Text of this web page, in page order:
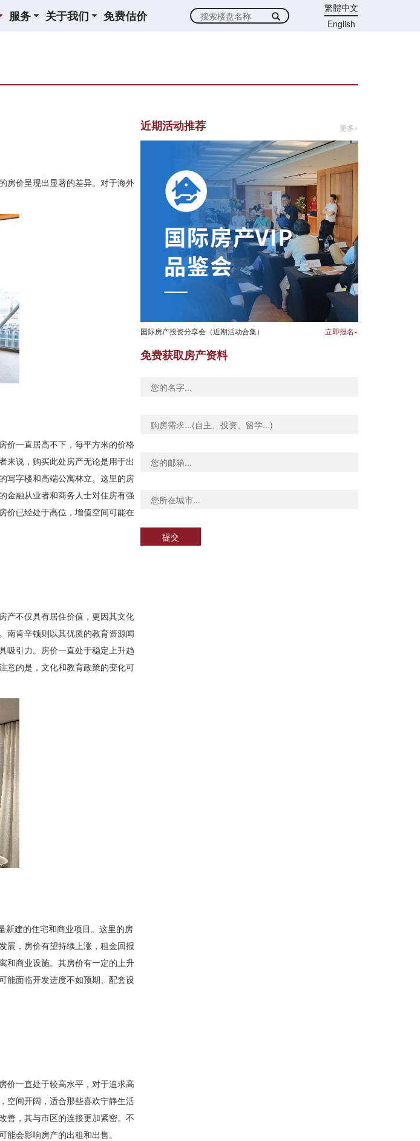
服务 关于我们 免费估价
繁體中文
English
房价呈现出显著的差异。对于海外
价一直居高不下，每平方米的价格
来说，购买此处房产无论是用于出
写字楼和高端公寓林立。这里的房
金融从业者和商务人士对住房有强
价已经处于高位，增值空间可能在
产不仅具有居住价值，更因其文化
南肯辛顿则以其优质的教育资源闻
吸引力。房价一直处于稳定上升趋
意的是，文化和教育政策的变化可
新建的住宅和商业项目。这里的房
展，房价有望持续上涨，租金回报
和商业设施。其房价有一定的上升
能面临开发进度不如预期、配套设
价一直处于较高水平，对于追求高
空间开阔，适合那些喜欢宁静生活
善，其与市区的连接更加紧密。不
会影响房产的出租和出售。
近期活动推荐 更多»
国际房产投资分享会（近期活动合集） 立即报名»
免费获取房产资料
提交